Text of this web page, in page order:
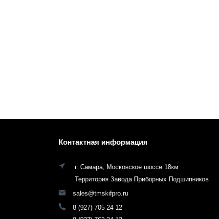
Контактная информация
г. Самара, Московское шоссе 18км
Территория Завода Приборных Подшипников
sales@tmskifpro.ru
8 (927) 705-24-12